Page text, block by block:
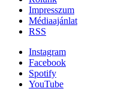
Impresszum
Médiaajánlat
RSS
Instagram
Facebook
Spotify
YouTube